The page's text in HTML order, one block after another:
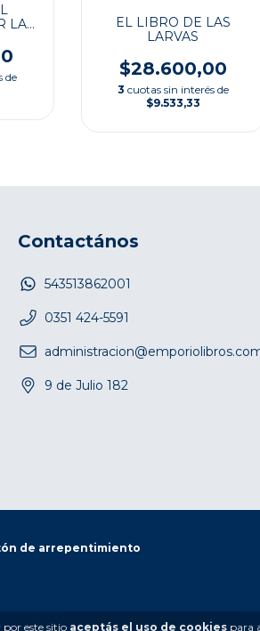
este sitio aceptás el uso de cookies para
LA
de
EL LIBRO DE LAS
LARVAS
$28.600,00
3 cuotas sin interés de
$9.533,33
Contactános
543513862001
0351 424-5591
9 de Julio 182
de arrepentimiento